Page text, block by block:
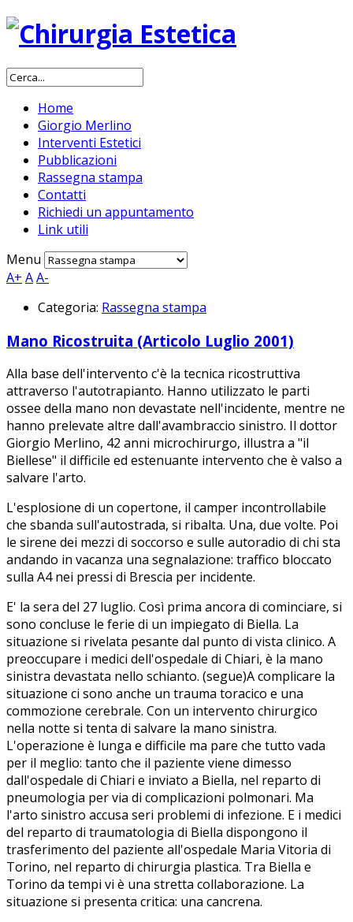
Home
Giorgio Merlino
Interventi Estetici
Pubblicazioni
Rassegna stampa
Contatti
Richiedi un appuntamento
Link utili
Menu
A+ AA-
Categoria: Rassegna stampa
Mano Ricostruita (Articolo Luglio 2001)
Alla base dell'intervento c'è la tecnica ricostruttiva
attraverso l'autotrapianto. Hanno utilizzato le parti
ossee della mano non devastate nell'incidente, mentre ne
hanno prelevate altre dall'avambraccio sinistro. Il dottor
Giorgio Merlino, 42 anni microchirurgo, illustra a "il
Biellese" il difficile ed estenuante intervento che è valso a
salvare l'arto.
L'esplosione di un copertone, il camper incontrollabile
che sbanda sull'autostrada, si ribalta. Una, due volte. Poi
le sirene dei mezzi di soccorso e sulle autoradio di chi sta
andando in vacanza una segnalazione: traffico bloccato
sulla A4 nei pressi di Brescia per incidente.
E' la sera del 27 luglio. Così prima ancora di cominciare, si
sono concluse le ferie di un impiegato di Biella. La
situazione si rivelata pesante dal punto di vista clinico. A
preoccupare i medici dell'ospedale di Chiari, è la mano
sinistra devastata nello schianto. (segue)A complicare la
situazione ci sono anche un trauma toracico e una
commozione cerebrale. Con un intervento chirurgico
nella notte si tenta di salvare la mano sinistra.
L'operazione è lunga e difficile ma pare che tutto vada
per il meglio: tanto che il paziente viene dimesso
dall'ospedale di Chiari e inviato a Biella, nel reparto di
pneumologia per via di complicazioni polmonari. Ma
l'arto sinistro accusa seri problemi di infezione. E i medici
del reparto di traumatologia di Biella dispongono il
trasferimento del paziente all'ospedale Maria Vitoria di
Torino, nel reparto di chirurgia plastica. Tra Biella e
Torino da tempi vi è una stretta collaborazione. La
situazione si presenta critica: una cancrena.